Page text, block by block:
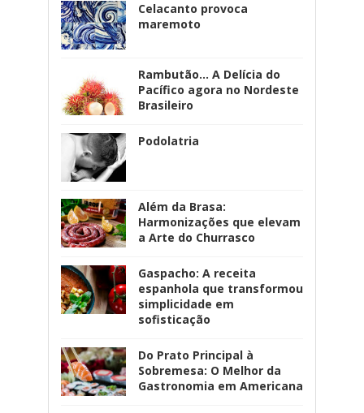
Celacanto provoca
maremoto
Rambutão... A Delícia do
Pacífico agora no Nordeste
Brasileiro
Podolatria
Além da Brasa:
Harmonizações que elevam
a Arte do Churrasco
Gaspacho: A receita
espanhola que transformou
simplicidade em
sofisticação
Do Prato Principal à
Sobremesa: O Melhor da
Gastronomia em Americana